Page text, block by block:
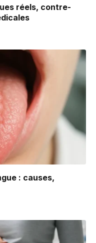
réels, contre-
: causes,